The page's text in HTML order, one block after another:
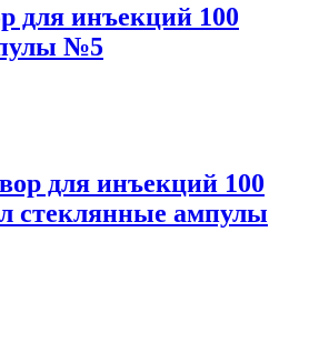
для инъекций 100
№5
для инъекций 100
cтеклянные ампулы